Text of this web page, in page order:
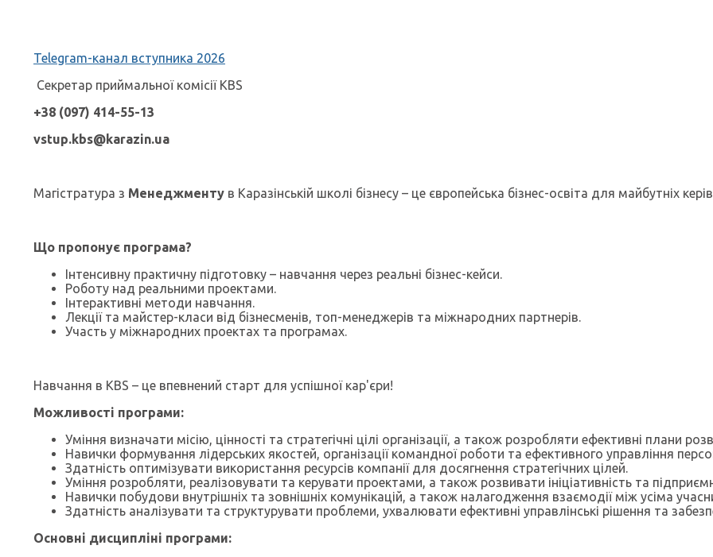
Telegram-канал вступника 2026
Секретар приймальної комісії KBS
+38 (097) 414-55-13
vstup.kbs@karazin.ua
Магістратура з Менеджменту в Каразінській школі бізнесу – це європейська бізнес-освіта для майбутніх
Що пропонує програма?
Інтенсивну практичну підготовку – навчання через реальні бізнес-кейси.
Роботу над реальними проектами.
Інтерактивні методи навчання.
Лекції та майстер-класи від бізнесменів, топ-менеджерів та міжнародних партнерів.
Участь у міжнародних проектах та програмах.
Навчання в KBS – це впевнений старт для успішної кар'єри!
Можливості програми:
Уміння визначати місію, цінності та стратегічні цілі організації, а також розробляти ефективні плани
Навички формування лідерських якостей, організації командної роботи та ефективного управління
Здатність оптимізувати використання ресурсів компанії для досягнення стратегічних цілей.
Уміння розробляти, реалізовувати та керувати проектами, а також розвивати ініціативність та
Навички побудови внутрішніх та зовнішніх комунікацій, а також налагодження взаємодії між усіма
Здатність аналізувати та структурувати проблеми, ухвалювати ефективні управлінські рішення та
Основні дисципліні програми: